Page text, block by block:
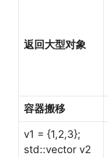
返回大型对象
容器搬移
v1 = {1,2,3};
std::vector v2